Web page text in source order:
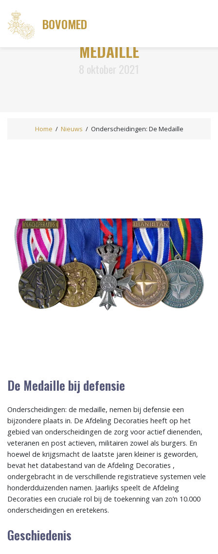
BOVOMED
ONDERSCHEIDINGEN: DE
MEDAILLE
8 oktober 2021
Home / Nieuws / Onderscheidingen: De Medaille
De Medaille bij defensie
Onderscheidingen: de medaille, nemen bij defensie een
bijzondere plaats in. De Afdeling Decoraties heeft op het
gebied van onderscheidingen de zorg voor actief dienenden,
veteranen en post actieven, militairen zowel als burgers. En
hoewel de krijgsmacht de laatste jaren kleiner is geworden,
bevat het databestand van de Afdeling Decoraties ,
ondergebracht in de verschillende registratieve systemen vele
honderdduizenden namen. Jaarlijks speelt de Afdeling
Decoraties een cruciale rol bij de toekenning van zo’n 10.000
onderscheidingen en eretekens.
Geschiedenis